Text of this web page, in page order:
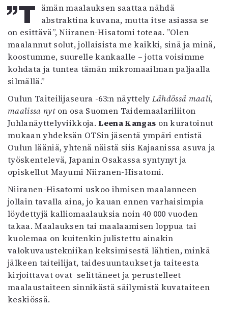
Lehtiarkisto
Info
Tilaus ja irtonumerot
Yhteistyössä
Toimitus
Kaltio ry
”Tämän maalauksen saattaa nähdä abstraktina kuvana, mutta itse asiassa se
on esittävä”, Niiranen-Hisatomi toteaa. ”Olen
maalannut solut, jollaisista me kaikki, sinä ja minä,
koostumme, suurelle kankaalle – jotta voisimme
kohdata ja tuntea tämän mikromaailman paljaalla
silmällä.”
Oulun Taiteilijaseura -63:n näyttely Lähdössä maali,
maalissa nyton osa Suomen Taidemaalariliiton
Juhlanäyttelyviikkoja.Leena Kangas on kuratoinut
mukaan yhdeksän OTSin jäsentä ympäri entistä
Oulun lääniä, yhtenä näistä siis Kajaanissa asuva ja
työskentelevä, Japanin Osakassa syntynyt ja
opiskellut Mayumi Niiranen-Hisatomi.
Niiranen-Hisatomi uskoo ihmisen maalanneen
jollain tavalla aina, jo kauan ennen varhaisimpia
löydettyjä kalliomaalauksia noin 40 000 vuoden
takaa. Maalauksen tai maalaamisen loppua tai
kuolemaa on kuitenkin julistettu ainakin
valokuvaustekniikan keksimisestä lähtien, minkä
jälkeen taiteilijat, taidesuuntaukset ja taiteesta
kirjoittavat ovat selittäneet ja perustelleet
maalaustaiteen sinnikästä säilymistä kuvataiteen
keskiössä.